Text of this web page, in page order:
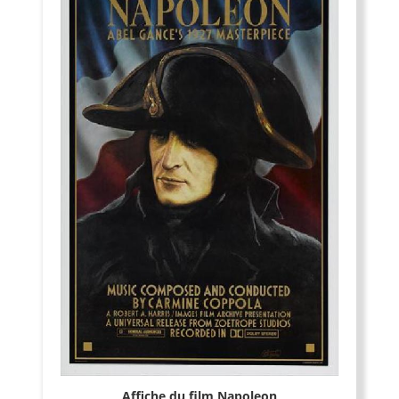
Affiche du film Napoleon